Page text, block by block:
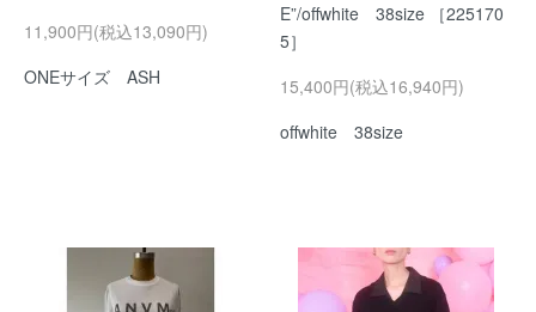
11,900円(税込13,090円)
ONEサイズ ASH
E”/offwhite 38size ［225170
5］
15,400円(税込16,940円)
offwhite 38size